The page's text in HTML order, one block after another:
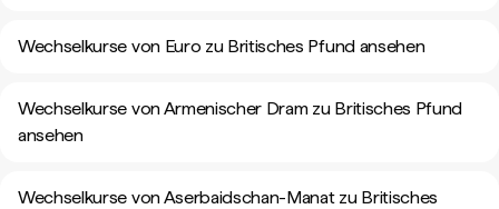
Wechselkurse von Euro zu Britisches Pfund ansehen
Wechselkurse von Armenischer Dram zu Britisches Pfund
ansehen
Wechselkurse von Aserbaidschan-Manat zu Britisches